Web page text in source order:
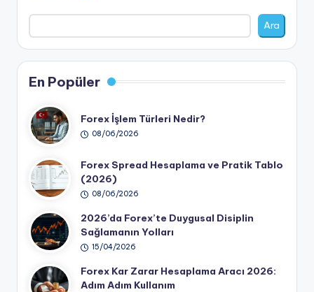
Ara
En Popüler
Forex İşlem Türleri Nedir?
08/06/2026
Forex Spread Hesaplama ve Pratik Tablo
(2026)
08/06/2026
2026’da Forex’te Duygusal Disiplin
Sağlamanın Yolları
15/04/2026
Forex Kar Zarar Hesaplama Aracı 2026:
Adım Adım Kullanım